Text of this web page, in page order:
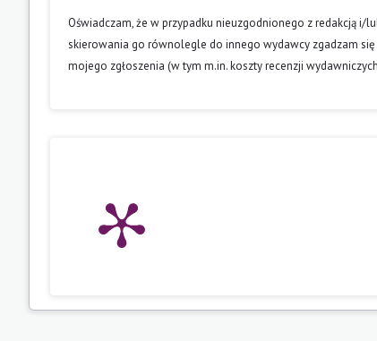
Oświadczam, że w przypadku nieuzgodnionego z redakcją
skierowania go równolegle do innego wydawcy zgadzam
mojego zgłoszenia (w tym m.in. koszty recenzji